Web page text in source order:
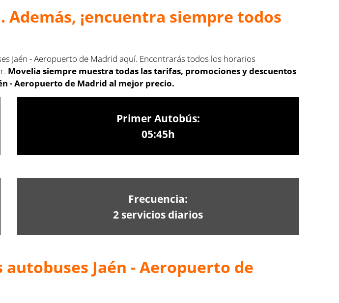
¡encuentra siempre todos
Jaén - Aeropuerto de Madrid aquí. Encontrarás todos los horarios
Movelia siempre muestra todas las tarifas, promociones y descuentos
- Aeropuerto de Madrid al mejor precio.
Primer Autobús:
05:45h
Frecuencia:
2 servicios diarios
Jaén - Aeropuerto de